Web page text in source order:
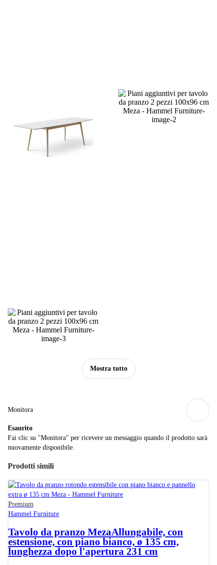
Mostra tutto
Monitora
Esaurito
Fai clic su "Monitora" per ricevere un messaggio quando il prodotto sarà
nuovamente disponibile.
Prodotti simili
Premium
Hammel Furniture
Tavolo da pranzo MezaAllungabile, con
estensione, con piano bianco, ø 135 cm,
lunghezza dopo l'apertura 231 cm